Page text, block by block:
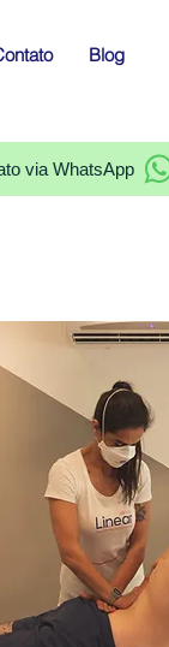
Blog
via WhatsApp